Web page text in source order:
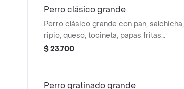
Perro clásico grande
Perro clásico grande con pan, salchicha,
ripio, queso, tocineta, papas fritas
trituradas, salsas de tomate y mostaza.
$ 23.700
Perro gratinado grande